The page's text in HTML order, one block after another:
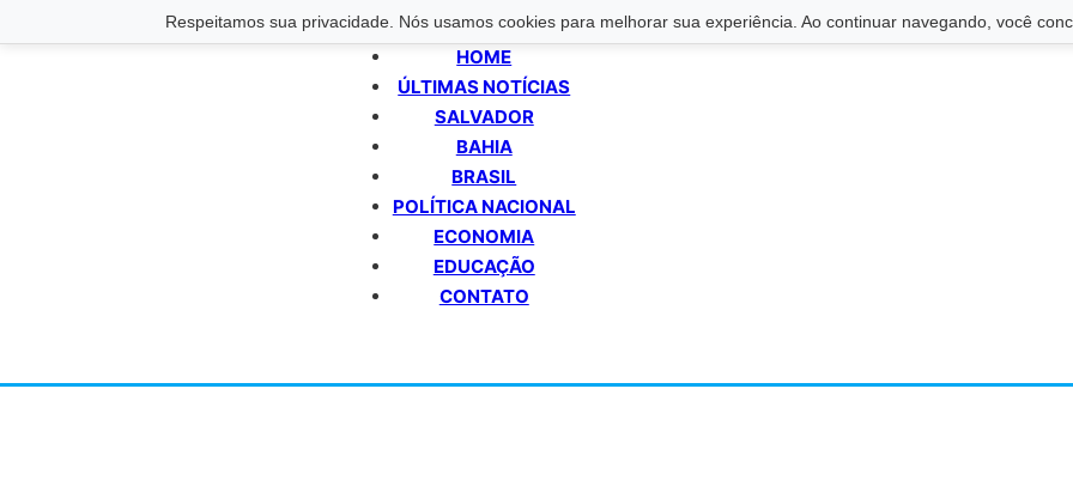
Respeitamos sua privacidade. Nós usamos cookies para melhorar sua experiência. Ao continuar navegando, você
HOME
ÚLTIMAS NOTÍCIAS
SALVADOR
BAHIA
BRASIL
POLÍTICA NACIONAL
ECONOMIA
EDUCAÇÃO
CONTATO